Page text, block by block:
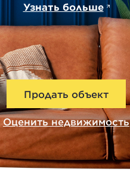
Узнать больше
Продать объект
Оценить недвижимость